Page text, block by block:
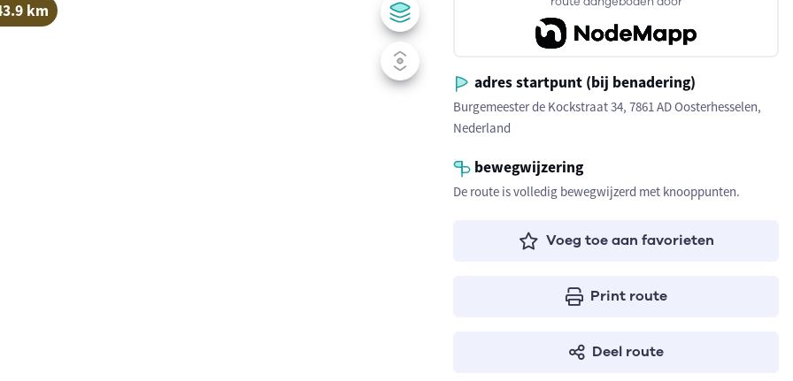
km
adres startpunt (bij benadering)
Burgemeester de Kockstraat 34, 7861 AD Oosterhesselen,
Nederland
bewegwijzering
De route is volledig bewegwijzerd met knooppunten.
Voeg toe aan favorieten
Print route
Deel route